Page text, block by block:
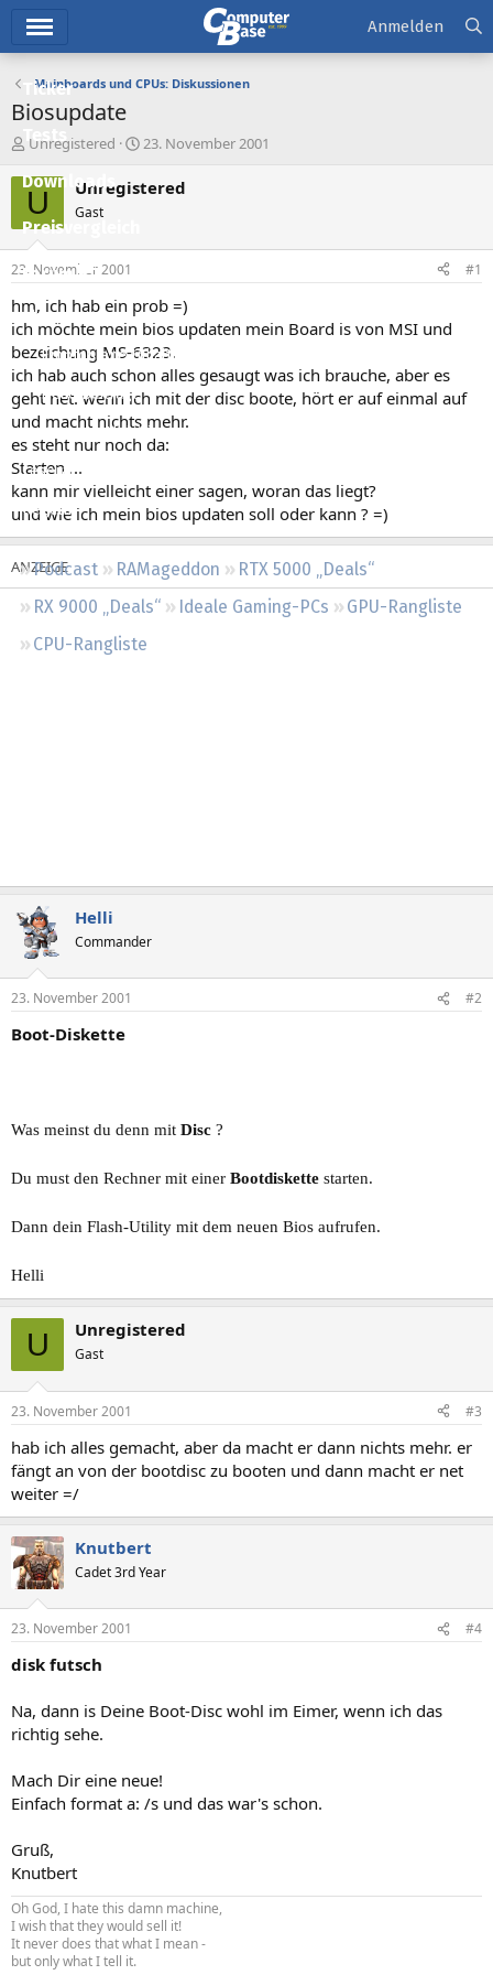
Ticker
Tests
Downloads
Preisvergleich
Forum
Aktuelles
Empfohlene Inhalte
Neue Beiträge
Neueste Aktivitäten
Leserartikel
Regeln
Podcast RAMageddon
RTX 5000 „Deals“
RX 9000 „Deals“
Ideale Gaming-PCs
GPU-Rangliste
CPU-Rangliste
Anmelden
Mainboards und CPUs: Diskussionen
Biosupdate
E
s
e
e
r
Unregistered
E
s
t
a
m
23. November 2001
U Unregistered
Gast
23. November 2001 #1
hm, ich hab ein prob =)
ich möchte mein bios updaten mein Board is von MSI und
bezeichung MS-6323.
ich hab auch schon alles gesaugt was ich brauche, aber es
geht net. wenn ich mit der disc boote, hört er auf einmal auf
und macht nichts mehr.
es steht nur noch da:
Starten ...
kann mir vielleicht einer sagen, woran das liegt?
und wie ich mein bios updaten soll oder kann ? =)
Helli
Commander
23. November 2001 #2
Boot-Diskette
Was meinst du denn mit Disc ?
Du must den Rechner mit einer Bootdiskette starten.
Dann dein Flash-Utility mit dem neuen Bios aufrufen.
Helli
U Unregistered
Gast
23. November 2001 #3
hab ich alles gemacht, aber da macht er dann nichts mehr. er
fängt an von der bootdisc zu booten und dann macht er net
weiter =/
Knutbert
Cadet 3rd Year
23. November 2001 #4
disk futsch
Na, dann is Deine Boot-Disc wohl im Eimer, wenn ich das
richtig sehe.
Mach Dir eine neue!
Einfach format a: /s und das war's schon.
Gruß,
Knutbert
Oh God, I hate this damn machine,
I wish that they would sell it!
It never does that what I mean -
but only what I tell it.